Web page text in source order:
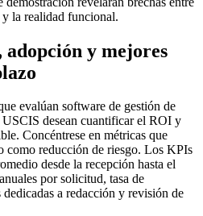
la realidad funcional.
y mejores
evalúan software de gestión de
desean cuantificar el ROI y
Concéntrese en métricas que
como reducción de riesgo. Los KPIs
desde la recepción hasta el
por solicitud, tasa de
a redacción y revisión de